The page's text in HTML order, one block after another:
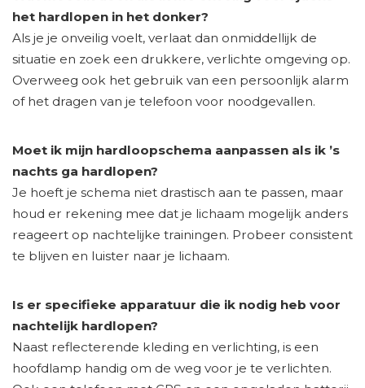
het hardlopen in het donker?
Als je je onveilig voelt, verlaat dan onmiddellijk de
situatie en zoek een drukkere, verlichte omgeving op.
Overweeg ook het gebruik van een persoonlijk alarm
of het dragen van je telefoon voor noodgevallen.
Moet ik mijn hardloopschema aanpassen als ik ’s
nachts ga hardlopen?
Je hoeft je schema niet drastisch aan te passen, maar
houd er rekening mee dat je lichaam mogelijk anders
reageert op nachtelijke trainingen. Probeer consistent
te blijven en luister naar je lichaam.
Is er specifieke apparatuur die ik nodig heb voor
nachtelijk hardlopen?
Naast reflecterende kleding en verlichting, is een
hoofdlamp handig om de weg voor je te verlichten.